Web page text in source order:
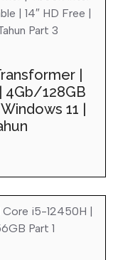
|
4Gb/128GB
11 |